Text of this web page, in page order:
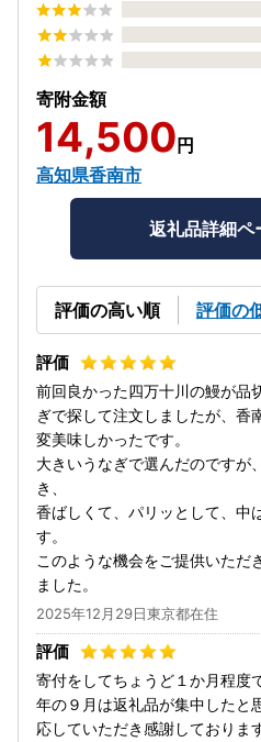
寄附金額
14,500 円
高知県香南市
返礼品詳細ペ
評価の高い順 評価の
前回良かった四万十川の鰻が品
ぎで探して注文しましたが、香
変美味しかったです。
大きいうなぎで選んだのですが
き、
香ばしくて、パリッとして、中
す。
このような機会をご提供いただ
ました。
2025年12月29日東京都在住
寄付をしてちょうど１か月程度
年の９月は返礼品が集中したと
応していただき感謝しておりま